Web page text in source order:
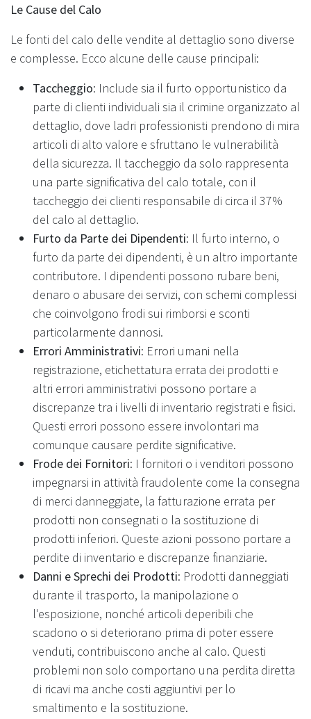
Le Cause del Calo
Le fonti del calo delle vendite al dettaglio sono diverse
e complesse. Ecco alcune delle cause principali:
Taccheggio: Include sia il furto opportunistico da
parte di clienti individuali sia il crimine organizzato al
dettaglio, dove ladri professionisti prendono di mira
articoli di alto valore e sfruttano le vulnerabilità
della sicurezza. Il taccheggio da solo rappresenta
una parte significativa del calo totale, con il
taccheggio dei clienti responsabile di circa il 37%
del calo al dettaglio.
Furto da Parte dei Dipendenti: Il furto interno, o
furto da parte dei dipendenti, è un altro importante
contributore. I dipendenti possono rubare beni,
denaro o abusare dei servizi, con schemi complessi
che coinvolgono frodi sui rimborsi e sconti
particolarmente dannosi.
Errori Amministrativi: Errori umani nella
registrazione, etichettatura errata dei prodotti e
altri errori amministrativi possono portare a
discrepanze tra i livelli di inventario registrati e fisici.
Questi errori possono essere involontari ma
comunque causare perdite significative.
Frode dei Fornitori: I fornitori o i venditori possono
impegnarsi in attività fraudolente come la consegna
di merci danneggiate, la fatturazione errata per
prodotti non consegnati o la sostituzione di
prodotti inferiori. Queste azioni possono portare a
perdite di inventario e discrepanze finanziarie.
Danni e Sprechi dei Prodotti: Prodotti danneggiati
durante il trasporto, la manipolazione o
l'esposizione, nonché articoli deperibili che
scadono o si deteriorano prima di poter essere
venduti, contribuiscono anche al calo. Questi
problemi non solo comportano una perdita diretta
di ricavi ma anche costi aggiuntivi per lo
smaltimento e la sostituzione.